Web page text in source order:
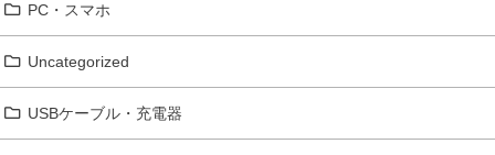
PC・スマホ
Uncategorized
USBケーブル・充電器